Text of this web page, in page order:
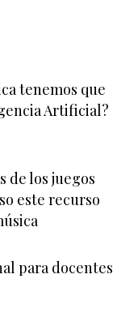
tenemos que
Artificial?
de los juegos
este recurso
para docentes